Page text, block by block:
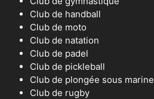
Club de handball
Club de moto
Club de natation
Club de padel
Club de pickleball
Club de plongée sous marine
Club de rugby